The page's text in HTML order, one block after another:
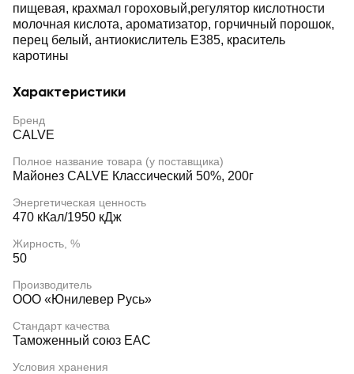
пищевая, крахмал гороховый,регулятор кислотности
молочная кислота, ароматизатор, горчичный порошок,
перец белый, антиокислитель Е385, краситель
каротины
Характеристики
Бренд
CALVE
Полное название товара (у поставщика)
Майонез CALVE Классический 50%, 200г
Энергетическая ценность
470 кКал/1950 кДж
Жирность, %
50
Производитель
ООО «Юнилевер Русь»
Стандарт качества
Таможенный союз EAC
Условия хранения